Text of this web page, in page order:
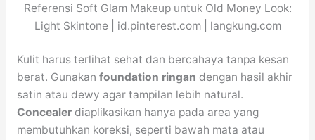
Referensi Soft Glam Makeup untuk Old Money Look:
Light Skintone | id.pinterest.com | langkung.com
Kulit harus terlihat sehat dan bercahaya tanpa kesan
berat. Gunakan foundation ringan dengan hasil akhir
satin atau dewy agar tampilan lebih natural.
Concealerdiaplikasikan hanya pada area yang
membutuhkan koreksi, seperti bawah mata atau